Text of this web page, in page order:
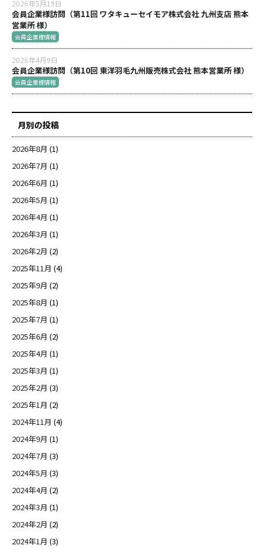
2026年5月19日
会員企業様訪問（第11回 ワタキューセイモア株式会社 九州支店 熊本
営業所 様）
会員企業様情報
2026年4月9日
会員企業様訪問（第10回 東洋羽毛九州販売株式会社 熊本営業所 様）
会員企業様情報
月別の投稿
2026年8月 (1)
2026年7月 (1)
2026年6月 (1)
2026年5月 (1)
2026年4月 (1)
2026年3月 (1)
2026年2月 (2)
2025年11月 (4)
2025年9月 (2)
2025年8月 (1)
2025年7月 (1)
2025年6月 (2)
2025年4月 (1)
2025年3月 (1)
2025年2月 (3)
2025年1月 (2)
2024年11月 (4)
2024年9月 (1)
2024年7月 (3)
2024年5月 (3)
2024年4月 (2)
2024年3月 (1)
2024年2月 (2)
2024年1月 (3)